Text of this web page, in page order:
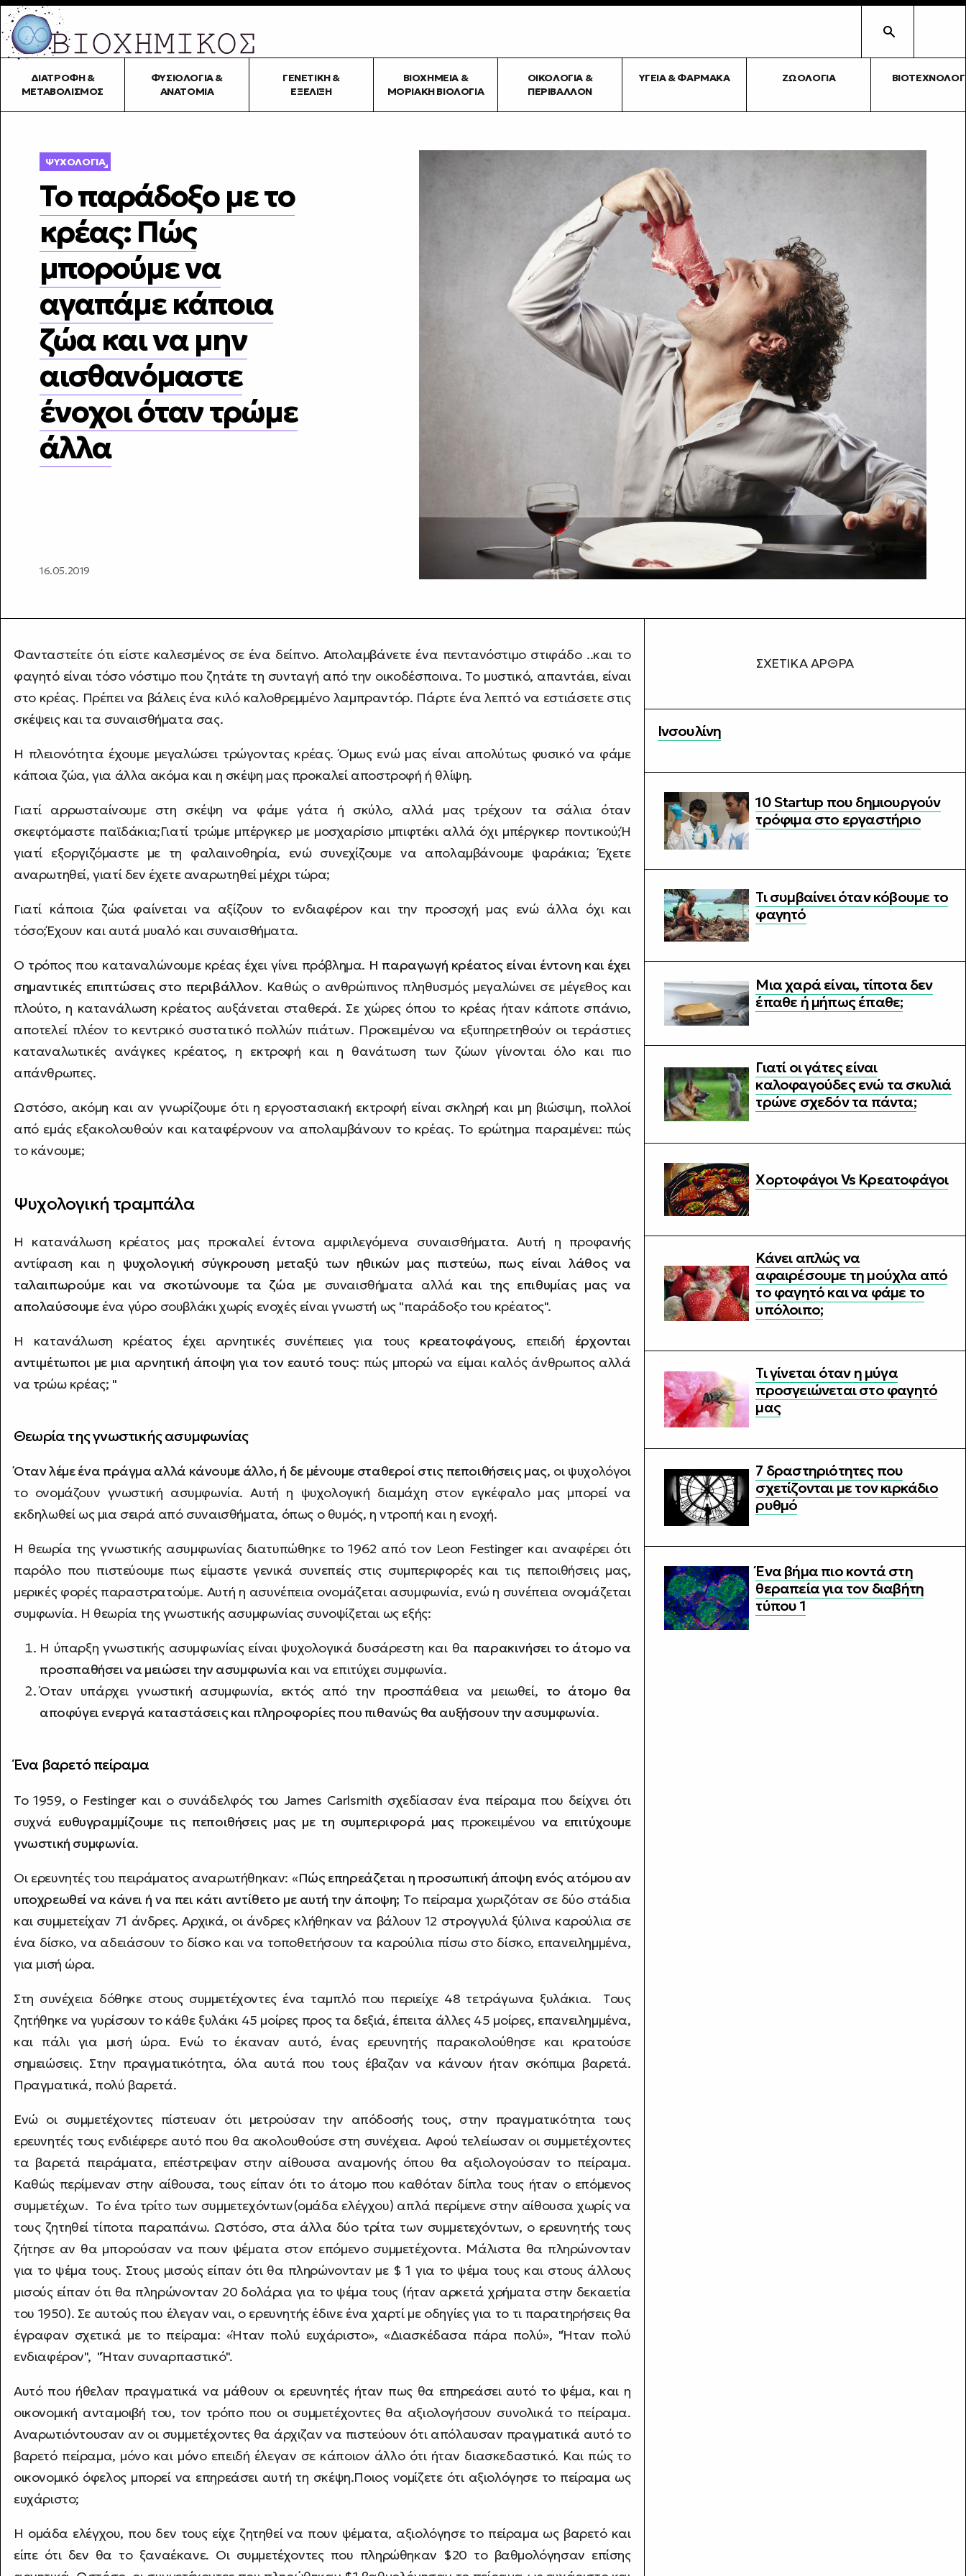
ΔΙΑΤΡΟΦΉ &
ΜΕΤΑΒΟΛΙΣΜΌΣ
ΦΥΣΙΟΛΟΓΊΑ &
ΑΝΑΤΟΜΊΑ
ΓΕΝΕΤΙΚΉ &
ΕΞΈΛΙΞΗ
ΒΙΟΧΗΜΕΊΑ &
ΜΟΡΙΑΚΉ ΒΙΟΛΟΓΊΑ
ΟΙΚΟΛΟΓΊΑ &
ΠΕΡΙΒΆΛΛΟΝ
ΥΓΕΊΑ & ΦΆΡΜΑΚΑ ΖΩΟΛΟΓΊΑ
ΨΥΧΟΛΟΓΊΑ
Το παράδοξο με το
κρέας: Πώς
μπορούμε να
αγαπάμε κάποια
ζώα και να μην
αισθανόμαστε
ένοχοι όταν τρώμε
άλλα
16.05.2019
Φανταστείτε ότι είστε καλεσμένος σε ένα δείπνο. Απολαμβάνετε ένα πεντανόστιμο στιφάδο ..και το
φαγητό είναι τόσο νόστιμο που ζητάτε τη συνταγή από την οικοδέσποινα. Το μυστικό, απαντάει, είναι
στο κρέας. Πρέπει να βάλεις ένα κιλό καλοθρεμμένο λαμπραντόρ. Πάρτε ένα λεπτό να εστιάσετε στις
σκέψεις και τα συναισθήματα σας.
Η πλειονότητα έχουμε μεγαλώσει τρώγοντας κρέας. Όμως ενώ μας είναι απολύτως φυσικό να φάμε
κάποια ζώα, για άλλα ακόμα και η σκέψη μας προκαλεί αποστροφή ή θλίψη.
Γιατί αρρωσταίνουμε στη σκέψη να φάμε γάτα ή σκύλο, αλλά μας τρέχουν τα σάλια όταν
σκεφτόμαστε παϊδάκια;Γιατί τρώμε μπέργκερ με μοσχαρίσιο μπιφτέκι αλλά όχι μπέργκερ ποντικού;Ή
γιατί εξοργιζόμαστε με τη φαλαινοθηρία, ενώ συνεχίζουμε να απολαμβάνουμε ψαράκια; Έχετε
αναρωτηθεί, γιατί δεν έχετε αναρωτηθεί μέχρι τώρα;
Γιατί κάποια ζώα φαίνεται να αξίζουν το ενδιαφέρον και την προσοχή μας ενώ άλλα όχι και
τόσο;Έχουν και αυτά μυαλό και συναισθήματα.
Ο τρόπος που καταναλώνουμε κρέας έχει γίνει πρόβλημα. Η παραγωγή κρέατος είναι έντονη και έχει
σημαντικές επιπτώσεις στο περιβάλλον. Καθώς ο ανθρώπινος πληθυσμός μεγαλώνει σε μέγεθος και
πλούτο, η κατανάλωση κρέατος αυξάνεται σταθερά. Σε χώρες όπου το κρέας ήταν κάποτε σπάνιο,
αποτελεί πλέον το κεντρικό συστατικό πολλών πιάτων. Προκειμένου να εξυπηρετηθούν οι τεράστιες
καταναλωτικές ανάγκες κρέατος, η εκτροφή και η θανάτωση των ζώων γίνονται όλο και πιο
απάνθρωπες.
Ωστόσο, ακόμη και αν γνωρίζουμε ότι η εργοστασιακή εκτροφή είναι σκληρή και μη βιώσιμη, πολλοί
από εμάς εξακολουθούν και καταφέρνουν να απολαμβάνουν το κρέας. Το ερώτημα παραμένει: πώς
το κάνουμε;
Ψυχολογική τραμπάλα
Η κατανάλωση κρέατος μας προκαλεί έντονα αμφιλεγόμενα συναισθήματα. Αυτή η προφανής
αντίφαση και η ψυχολογική σύγκρουση μεταξύ των ηθικών μας πιστεύω, πως είναι λάθος να
ταλαιπωρούμε και να σκοτώνουμε τα ζώα με συναισθήματα αλλά και της επιθυμίας μας να
απολαύσουμεένα γύρο σουβλάκι χωρίς ενοχές είναι γνωστή ως "παράδοξο του κρέατος".
Η κατανάλωση κρέατος έχει αρνητικές συνέπειες για τους κρεατοφάγους, επειδή έρχονται
αντιμέτωποι με μια αρνητική άποψη για τον εαυτό τους: πώς μπορώ να είμαι καλός άνθρωπος αλλά
να τρώω κρέας; "
Θεωρία της γνωστικής ασυμφωνίας
Όταν λέμε ένα πράγμα αλλά κάνουμε άλλο, ή δε μένουμε σταθεροί στις πεποιθήσεις μας, οι ψυχολόγοι
το ονομάζουν γνωστική ασυμφωνία. Αυτή η ψυχολογική διαμάχη στον εγκέφαλο μας μπορεί να
εκδηλωθεί ως μια σειρά από συναισθήματα, όπως ο θυμός, η ντροπή και η ενοχή.
Η θεωρία της γνωστικής ασυμφωνίας διατυπώθηκε το 1962 από τον Leon Festinger και αναφέρει ότι
παρόλο που πιστεύουμε πως είμαστε γενικά συνεπείς στις συμπεριφορές και τις πεποιθήσεις μας,
μερικές φορές παραστρατούμε. Αυτή η ασυνέπεια ονομάζεται ασυμφωνία, ενώ η συνέπεια ονομάζεται
συμφωνία. H θεωρία της γνωστικής ασυμφωνίας συνοψίζεται ως εξής:
Η ύπαρξη γνωστικής ασυμφωνίας είναι ψυχολογικά δυσάρεστη και θα παρακινήσει το άτομο να
προσπαθήσει να μειώσει την ασυμφωνία και να επιτύχει συμφωνία.
Όταν υπάρχει γνωστική ασυμφωνία, εκτός από την προσπάθεια να μειωθεί, το άτομο θα
αποφύγει ενεργά καταστάσεις και πληροφορίες που πιθανώς θα αυξήσουν την ασυμφωνία.
Ένα βαρετό πείραμα
Το 1959, ο Festinger και ο συνάδελφός του James Carlsmith σχεδίασαν ένα πείραμα που δείχνει ότι
συχνά ευθυγραμμίζουμε τις πεποιθήσεις μας με τη συμπεριφορά μαςπροκειμένουνα επιτύχουμε
γνωστική συμφωνία.
Οι ερευνητές του πειράματος αναρωτήθηκαν: «Πώς επηρεάζεται η προσωπική άποψη ενός ατόμου αν
υποχρεωθεί να κάνει ή να πει κάτι αντίθετο με αυτή την άποψη; Το πείραμα χωριζόταν σε δύο στάδια
και συμμετείχαν 71 άνδρες. Αρχικά, οι άνδρες κλήθηκαν να βάλουν 12 στρογγυλά ξύλινα καρούλια σε
ένα δίσκο, να αδειάσουν το δίσκο και να τοποθετήσουν τα καρούλια πίσω στο δίσκο, επανειλημμένα,
για μισή ώρα.
Στη συνέχεια δόθηκε στους συμμετέχοντες ένα ταμπλό που περιείχε 48 τετράγωνα ξυλάκια. Τους
ζητήθηκε να γυρίσουν το κάθε ξυλάκι 45 μοίρες προς τα δεξιά, έπειτα άλλες 45 μοίρες, επανειλημμένα,
και πάλι για μισή ώρα. Ενώ το έκαναν αυτό, ένας ερευνητής παρακολούθησε και κρατούσε
σημειώσεις. Στην πραγματικότητα, όλα αυτά που τους έβαζαν να κάνουν ήταν σκόπιμα βαρετά.
Πραγματικά, πολύ βαρετά.
Ενώ οι συμμετέχοντες πίστευαν ότι μετρούσαν την απόδοσής τους, στην πραγματικότητα τους
ερευνητές τους ενδιέφερε αυτό που θα ακολουθούσε στη συνέχεια. Αφού τελείωσαν οι συμμετέχοντες
τα βαρετά πειράματα, επέστρεψαν στην αίθουσα αναμονής όπου θα αξιολογούσαν το πείραμα.
Καθώς περίμεναν στην αίθουσα, τους είπαν ότι το άτομο που καθόταν δίπλα τους ήταν ο επόμενος
συμμετέχων. Το ένα τρίτο των συμμετεχόντων(ομάδα ελέγχου) απλά περίμενε στην αίθουσα χωρίς να
τους ζητηθεί τίποτα παραπάνω. Ωστόσο, στα άλλα δύο τρίτα των συμμετεχόντων, ο ερευνητής τους
ζήτησε αν θα μπορούσαν να πουν ψέματα στον επόμενο συμμετέχοντα. Μάλιστα θα πληρώνονταν
για το ψέμα τους. Στους μισούς είπαν ότι θα πληρώνονταν με $ 1 για το ψέμα τους και στους άλλους
μισούς είπαν ότι θα πληρώνονταν 20 δολάρια για το ψέμα τους (ήταν αρκετά χρήματα στην δεκαετία
του 1950). Σε αυτούς που έλεγαν ναι, ο ερευνητής έδινε ένα χαρτί με οδηγίες για το τι παρατηρήσεις θα
έγραφαν σχετικά με το πείραμα: «Ήταν πολύ ευχάριστο», «Διασκέδασα πάρα πολύ», "Ήταν πολύ
ενδιαφέρον", "Ήταν συναρπαστικό".
Αυτό που ήθελαν πραγματικά να μάθουν οι ερευνητές ήταν πως θα επηρεάσει αυτό το ψέμα, και η
οικονομική ανταμοιβή του, τον τρόπο που οι συμμετέχοντες θα αξιολογήσουν συνολικά το πείραμα.
Αναρωτιόντουσαν αν οι συμμετέχοντες θα άρχιζαν να πιστεύουν ότι απόλαυσαν πραγματικά αυτό το
βαρετό πείραμα, μόνο και μόνο επειδή έλεγαν σε κάποιον άλλο ότι ήταν διασκεδαστικό. Και πώς το
οικονομικό όφελος μπορεί να επηρεάσει αυτή τη σκέψη.Ποιος νομίζετε ότι αξιολόγησε το πείραμα ως
ευχάριστο;
Η ομάδα ελέγχου, που δεν τους είχε ζητηθεί να πουν ψέματα, αξιολόγησε το πείραμα ως βαρετό και
είπε ότι δεν θα το ξαναέκανε. Οι συμμετέχοντες που πληρώθηκαν $20 το βαθμολόγησαν επίσης
ΣΧΕΤΙΚΆ ΆΡΘΡΑ
Ινσουλίνη
10 Startup που δημιουργούν
τρόφιμα στο εργαστήριο
Τι συμβαίνει όταν κόβουμε το
φαγητό
Μια χαρά είναι, τίποτα δεν
έπαθε ή μήπως έπαθε;
Γιατί οι γάτες είναι
καλοφαγούδες ενώ τα σκυλιά
τρώνε σχεδόν τα πάντα;
Χορτοφάγοι Vs Κρεατοφάγοι
Κάνει απλώς να
αφαιρέσουμε τη μούχλα από
το φαγητό και να φάμε το
υπόλοιπο;
Τι γίνεται όταν η μύγα
προσγειώνεται στο φαγητό
μας
7 δραστηριότητες που
σχετίζονται με τον κιρκάδιο
ρυθμό
Ένα βήμα πιο κοντά στη
θεραπεία για τον διαβήτη
τύπου 1